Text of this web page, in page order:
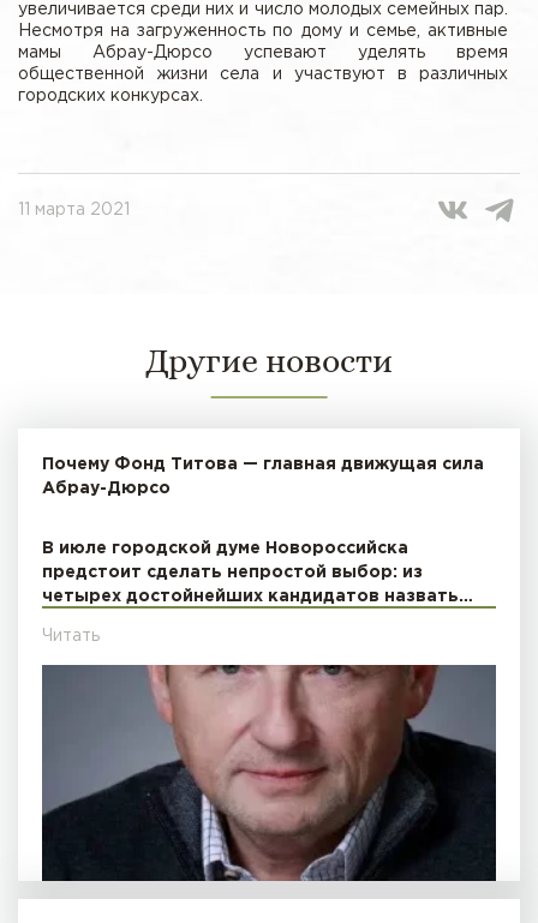
увеличивается среди них и число молодых семейных пар.
Несмотря на загруженность по дому и семье, активные
мамы Абрау-Дюрсо успевают уделять время
общественной жизни села и участвуют в различных
городских конкурсах.
11 марта 2021
Другие новости
Почему Фонд Титова — главная движущая сила
Абрау-Дюрсо
В июле городской думе Новороссийска
предстоит сделать непростой выбор: из
четырех достойнейших кандидатов назвать…
Читать